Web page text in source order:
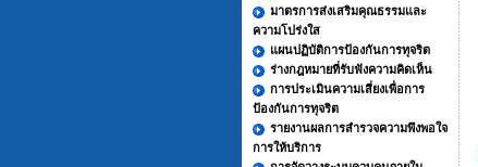
มาตรการส่งเสริมคุณธรรมและ
ความโปร่งใส
แผนปฏิบัติการป้องกันการทุจริต
ร่างกฎหมายที่รับฟังความคิดเห็น
การประเมินความเสี่ยงเพื่อการ
ป้องกันการทุจริต
รายงานผลการสำรวจความพึงพอใจ
การให้บริการ